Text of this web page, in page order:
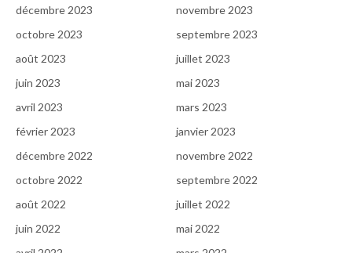
décembre 2023
novembre 2023
octobre 2023
septembre 2023
août 2023
juillet 2023
juin 2023
mai 2023
avril 2023
mars 2023
février 2023
janvier 2023
décembre 2022
novembre 2022
octobre 2022
septembre 2022
août 2022
juillet 2022
juin 2022
mai 2022